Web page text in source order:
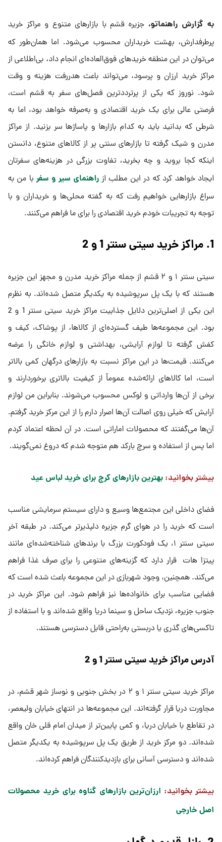
به گزارش راهنماتو، جزیره قشم با بازارهای متنوع و مراکز خرید
پرطرفدارش، بهشت خریداران محسوب می‌شود. اما همان‌طور که
می‌توان در این منطقه خریدهای فوق‌العاده‌ای انجام داد، بی‌اطلاعی از
مراکز خرید ارزان و پرسود، می‌تواند باعث هدررفت هزینه و وقت
شود. نوروز که یکی از پرترددترین فصل‌های سفر به قشم است،
فرصتی عالی برای یک خرید اقتصادی و به‌صرفه خواهد بود، اما به
شرطی که بدانید باید به کدام بازارها و پاساژها سر بزنید. از مراکز
مدرن و شیک گرفته تا بازارهای سنتی پر از کالاهای متنوع، دانستن
اینکه کجا بروید و چه بخرید، تفاوت بزرگی در هزینه‌های سفرتان
ایجاد خواهد کرد که در این مطلب از راهنمای سیر و سفربا من به
سراغ بازارهایی خواهیم رفت که به گفته محلی‌ها و خریداران و با
توجه به تجریبات خودم خرید اقتصادی را برای ما فراهم می‌کنند.
1. مراکز خرید سیتی سنتر 1 و 2
سیتی سنتر ۱ و ۲ قشم از جمله مراکز خرید مدرن و مجهز این جزیره
هستند که با یک پل سرپوشیده به یکدیگر متصل شده‌اند. به نظرم
این یکی از اصلی‌ترین دلایل جذابیت مراکز خرید سیتی سنتر 1 و 2
بود. این مجموعه‌ها طیف گسترده‌ای از کالاها، از پوشاک، کیف و
کفش گرفته تا لوازم آرایشی، بهداشتی و لوازم خانگی را عرضه
می‌کنند. قیمت‌ها در این مراکز نسبت به بازارهای درگهان کمی بالاتر
است، اما کالاهای ارائه‌شده عموماً از کیفیت بالاتری برخوردارند و
برخی از آن‌ها وارداتی و لوکس محسوب می‌شوند. بنابراین من لوازم
آرایش که خیلی روی اصالت آن‌ها اصرار دارم را از این مرکز خرید گرفتم.
آن‌ها می‌گفتند که محصولات اماراتی است. در آن لحظه اعتماد کردم
اما پس از استفاده و سرچ بارکد هم متوجه شدم که دروغ نمی‌گویند.
بیشتر بخوانید: بهترین بازارهای کرج برای خرید لباس عید
فضای داخلی این مجتمع‌ها وسیع و دارای سیستم سرمایشی مناسب
است که خرید را در هوای گرم جزیره دلپذیرتر می‌کند. در طبقه آخر
سیتی سنتر ۱، یک فودکورت بزرگ با برندهای شناخته‌شده‌ای مانند
پیتزا هات قرار دارد که گزینه‌های متنوعی را برای صرف غذا فراهم
می‌کند. همچنین، وجود شهربازی در این مجموعه باعث شده است که
فضایی مناسب برای خانواده‌ها نیز فراهم شود. این مراکز خرید در
جنوب جزیره، نزدیک ساحل و سینما دریا واقع شده‌اند و با استفاده از
تاکسی‌های گذری یا دربستی به‌راحتی قابل دسترسی هستند.
آدرس مراکز خرید سیتی سنتر 1 و 2
مراکز خرید سیتی سنتر ۱ و ۲ در بخش جنوبی و نوساز شهر قشم، در
مجاورت دریا قرار گرفته‌اند. این مجموعه‌ها در انتهای خیابان ولیعصر،
در تقاطع با خیابان دریا، و کمی پایین‌تر از میدان امام قلی خان واقع
شده‌اند. دو مرکز خرید از طریق یک پل سرپوشیده به یکدیگر متصل
شده‌اند و دسترسی آسانی برای بازدیدکنندگان فراهم کرده‌اند.
بیشتر بخوانید: ارزان‌ترین بازارهای گناوه برای خرید محصولات
اصل خارجی